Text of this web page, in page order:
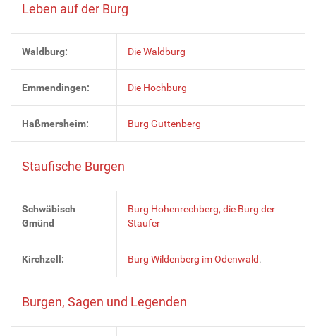
Leben auf der Burg
Waldburg: Die Waldburg
Emmendingen: Die Hochburg
Haßmersheim: Burg Guttenberg
Staufische Burgen
Schwäbisch
Gmünd
Burg Hohenrechberg, die Burg der
Staufer
Kirchzell: Burg Wildenberg im Odenwald.
Burgen, Sagen und Legenden